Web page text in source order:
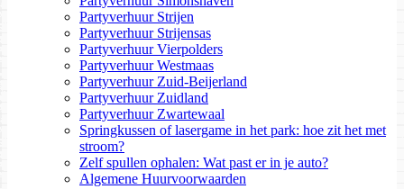
Partyverhuur Strijen
Partyverhuur Strijensas
Partyverhuur Vierpolders
Partyverhuur Westmaas
Partyverhuur Zuid-Beijerland
Partyverhuur Zuidland
Partyverhuur Zwartewaal
Springkussen of lasergame in het park: hoe zit het met
stroom?
Zelf spullen ophalen: Wat past er in je auto?
Algemene Huurvoorwaarden